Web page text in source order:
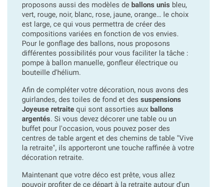
proposons aussi des modèles de ballons unis bleu,
vert, rouge, noir, blanc, rose, jaune, orange… le choix
est large, ce qui vous permettra de créer des
compositions variées en fonction de vos envies.
Pour le gonflage des ballons, nous proposons
différentes possibilités pour vous faciliter la tâche :
pompe à ballon manuelle, gonfleur électrique ou
bouteille d'hélium.
Afin de compléter votre décoration, nous avons des
guirlandes, des toiles de fond et des suspensions
Joyeuse retraite qui sont assorties aux ballons
argentés. Si vous devez décorer une table ou un
buffet pour l'occasion, vous pouvez poser des
centres de table argent et des chemins de table "Vive
la retraite", ils apporteront une touche raffinée à votre
décoration retraite.
Maintenant que votre déco est prête, vous allez
pouvoir profiter de ce départ à la retraite autour d'un